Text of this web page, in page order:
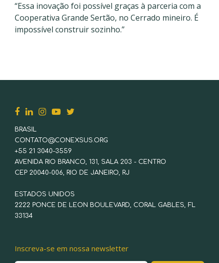
“Essa inovação foi possível graças à parceria com a
Cooperativa Grande Sertão, no Cerrado mineiro. É
impossível construir sozinho.”
BRASIL
CONTATO@CONEXSUS.ORG
+55 21 3040-3559
AVENIDA RIO BRANCO, 131, SALA 203 - CENTRO
CEP 20040-006, RIO DE JANEIRO, RJ
ESTADOS UNIDOS
2222 PONCE DE LEON BOULEVARD, CORAL GABLES, FL
33134
Inscreva-se em nossa newsletter